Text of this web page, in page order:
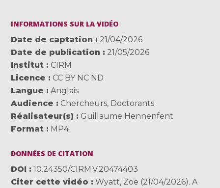
INFORMATIONS SUR LA VIDÉO
Date de captation
21/04/2026
Date de publication
21/05/2026
Institut
CIRM
Licence
CC BY NC ND
Langue
Anglais
Audience
Chercheurs, Doctorants
Réalisateur(s)
Guillaume Hennenfent
Format
MP4
DONNÉES DE CITATION
DOI
10.24350/CIRM.V.20474403
Citer cette vidéo
Wyatt, Zoe (21/04/2026). A